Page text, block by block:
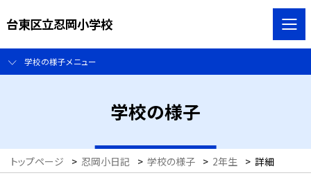
台東区立忍岡小学校
学校の様子メニュー
学校の様子
トップページ > 忍岡小日記 > 学校の様子 > 2年生 > 詳細